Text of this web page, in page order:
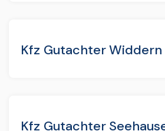
Kfz Gutachter Widdern
Kfz Gutachter